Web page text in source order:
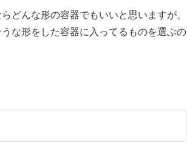
どんな形の容器でもいいと思いますが、
な形をした容器に入ってるものを選ぶの